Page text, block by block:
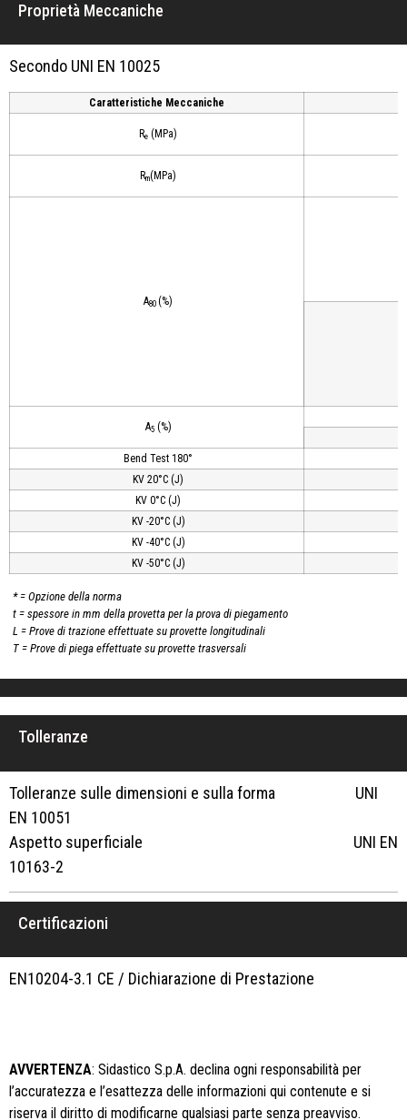
Proprietà Meccaniche
Secondo UNI EN 10025
Caratteristiche Meccaniche
Re (MPa)
Rm(MPa)
A80 (%)
A5(%)
Bend Test 180°
KV 20°C (J)
KV 0°C (J)
KV -20°C (J)
KV -40°C (J)
KV -50°C (J)
* = Opzione della norma
t = spessore in mm della provetta per la prova di piegamento
L = Prove di trazione effettuate su provette longitudinali
T = Prove di piega effettuate su provette trasversali
Tolleranze
Tolleranze sulle dimensioni e sulla forma UNI
EN 10051
Aspetto superficiale UNI EN
10163-2
Certificazioni
EN10204-3.1 CE / Dichiarazione di Prestazione
AVVERTENZA: Sidastico S.p.A. declina ogni responsabilità per
l’accuratezza e l’esattezza delle informazioni qui contenute e si
riserva il diritto di modificarne qualsiasi parte senza preavviso.